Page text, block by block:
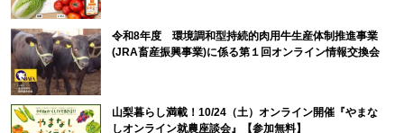
令和8年度 環境調和型持続的肉用牛生産体制推進事業
(JRA畜産振興事業)に係る第１回オンライン情報交換会
山梨暮らし満載！10/24（土）オンライン開催『やまな
しオンライン就農座談会』【参加無料】